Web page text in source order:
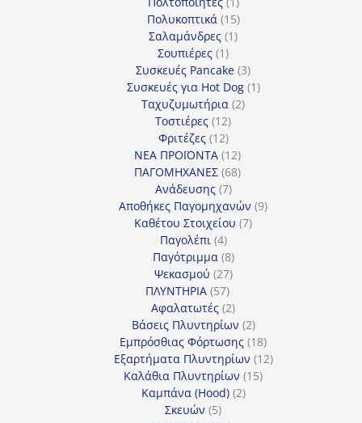
προϊόν
Πολυκοπτικά 1515
προϊόντα
Σαλαμάνδρες 11
Σουπιέρες 11
προϊόν
Συσκευές Pancake 33
προϊόντα
Συσκευές για Hot Dog 11
Ταχυζυμωτήρια 22
Τοστιέρες 1212
προϊόντα
Φριτέζες 1212
προϊόντα
ΝΕΑ ΠΡΟΪΟΝΤΑ 1212
προϊόντα
ΠΑΓΟΜΗΧΑΝΕΣ 6868
Ανάδευσης 77
προϊόντα
Αποθήκες Παγομηχανών 99
Καθέτου Στοιχείου 77
Παγολέπι 44
προϊόντα
Παγότριμμα 88
προϊόντα
Ψεκασμού 2727
προϊόντα
ΠΛΥΝΤΗΡΙΑ 5757
προϊόντα
Αφαλατωτές 22
προϊόντα
Βάσεις Πλυντηρίων 22
προϊόντα
Εμπρόσθιας Φόρτωσης 1818
προϊόντα
Εξαρτήματα Πλυντηρίων 1212
Καλάθια Πλυντηρίων 1515
Καμπάνα (Hood) 22
Σκευών 55